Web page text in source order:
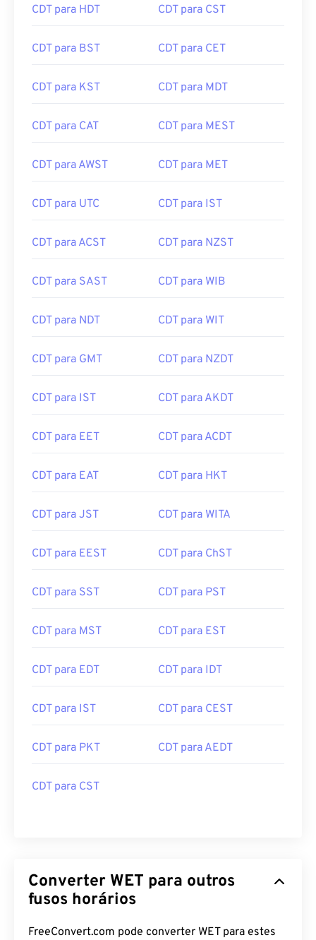
CDT para HDT CDT para CST
CDT para BST CDT para CET
CDT para KST CDT para MDT
CDT para CAT CDT para MEST
CDT para AWST CDT para MET
CDT para UTC CDT para IST
CDT para ACST CDT para NZST
CDT para SAST CDT para WIB
CDT para NDT CDT para WIT
CDT para GMT CDT para NZDT
CDT para IST CDT para AKDT
CDT para EET CDT para ACDT
CDT para EAT CDT para HKT
CDT para JST CDT para WITA
CDT para EEST CDT para ChST
CDT para SST CDT para PST
CDT para MST CDT para EST
CDT para EDT CDT para IDT
CDT para IST CDT para CEST
CDT para PKT CDT para AEDT
CDT para CST
Converter WET para outros
fusos horários
FreeConvert.com pode converter WET para estes